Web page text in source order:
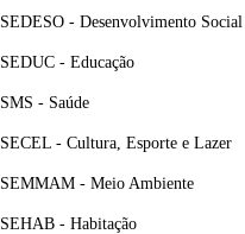
SEDESO - Desenvolvimento Social
SEDUC - Educação
SMS - Saúde
SECEL - Cultura, Esporte e Lazer
SEMMAM - Meio Ambiente
SEHAB - Habitação